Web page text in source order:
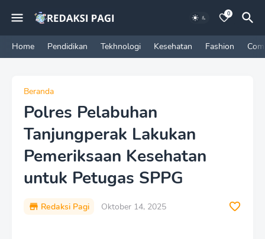
0
Home Pendidikan Tekhnologi Kesehatan Fashion
Beranda
Polres Pelabuhan
Tanjungperak Lakukan
Pemeriksaan Kesehatan
untuk Petugas SPPG
Redaksi Pagi Oktober 14, 2025